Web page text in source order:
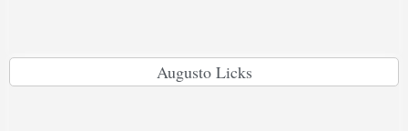
Augusto Licks